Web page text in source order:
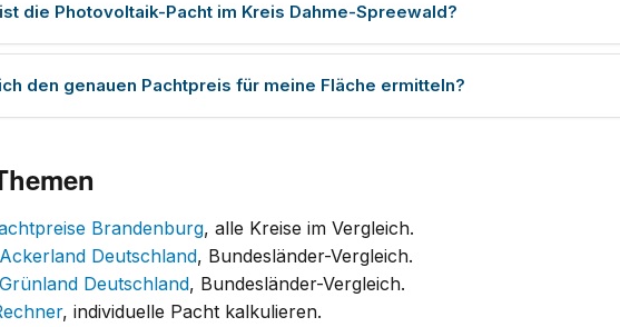
die Photovoltaik-Pacht im Kreis Dahme-Spreewald?
den genauen Pachtpreis für meine Fläche ermitteln?
Brandenburg, alle Kreise im Vergleich.
Deutschland, Bundesländer-Vergleich.
Deutschland, Bundesländer-Vergleich.
, individuelle Pacht kalkulieren.